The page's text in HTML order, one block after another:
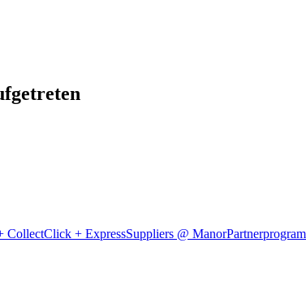
CollectClick + ExpressSuppliers @ Manor